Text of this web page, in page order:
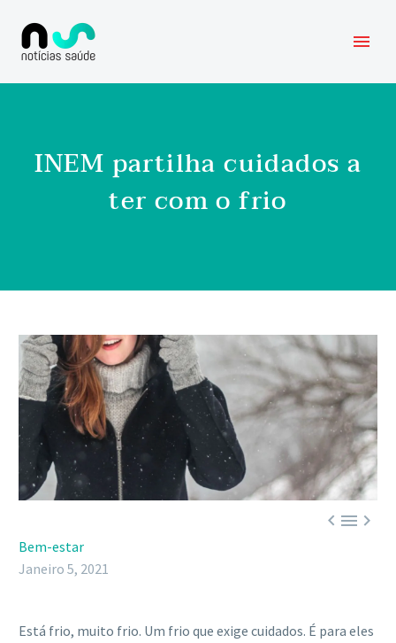
INEM partilha cuidados a
ter com o frio

Bem-estar
Janeiro 5, 2021
Está frio, muito frio. Um frio que exige cuidados. É para eles